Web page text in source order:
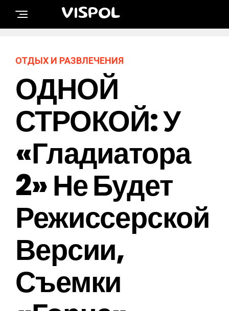
VISPOL
ОТДЫХ И РАЗВЛЕЧЕНИЯ
ОДНОЙ
СТРОКОЙ: У
«Гладиатора
2» Не Будет
Режиссерской
Версии,
Съемки